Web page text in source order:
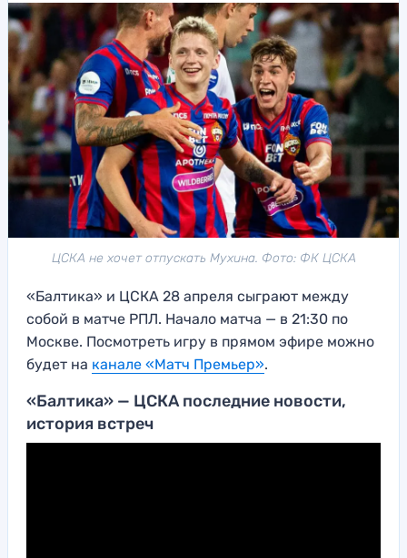
ЦСКА не хочет отпускать Мухина. Фото: ФК ЦСКА
«Балтика» и ЦСКА 28 апреля сыграют между
собой в матче РПЛ. Начало матча — в 21:30 по
Москве. Посмотреть игру в прямом эфире можно
будет на канале «Матч Премьер».
«Балтика» — ЦСКА последние новости,
история встреч